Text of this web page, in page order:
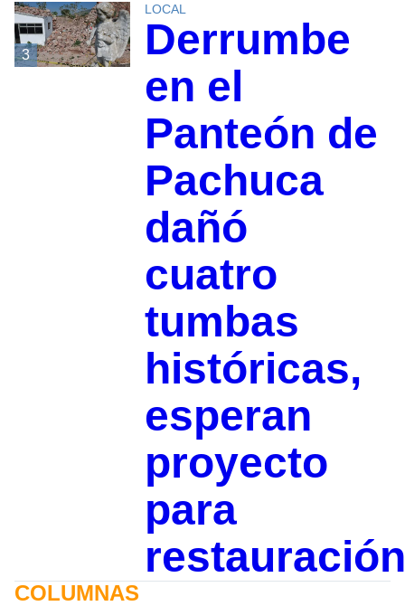
3
LOCAL
Derrumbe
en el
Panteón de
Pachuca
dañó
cuatro
tumbas
históricas,
esperan
proyecto
para
restauración
COLUMNAS